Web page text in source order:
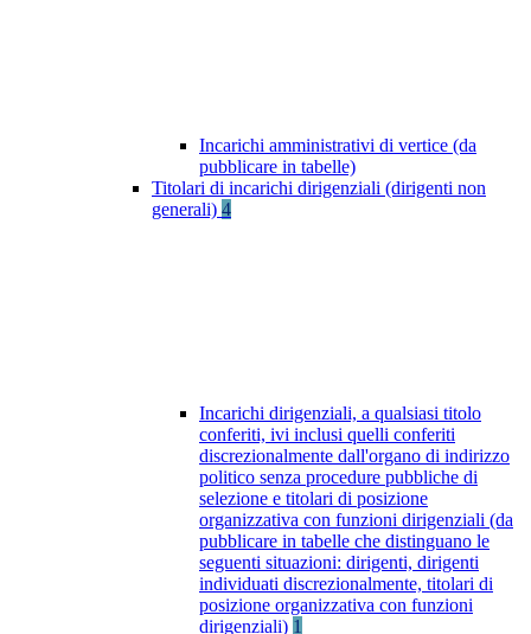
Incarichi amministrativi di vertice (da
pubblicare in tabelle)
Titolari di incarichi dirigenziali (dirigenti non
generali) 4
Incarichi dirigenziali, a qualsiasi titolo
conferiti, ivi inclusi quelli conferiti
discrezionalmente dall'organo di indirizzo
politico senza procedure pubbliche di
selezione e titolari di posizione
organizzativa con funzioni dirigenziali (da
pubblicare in tabelle che distinguano le
seguenti situazioni: dirigenti, dirigenti
individuati discrezionalmente, titolari di
posizione organizzativa con funzioni
dirigenziali) 1